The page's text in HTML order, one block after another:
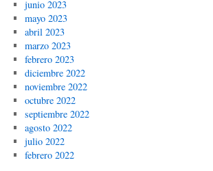
junio 2023
mayo 2023
abril 2023
marzo 2023
febrero 2023
diciembre 2022
noviembre 2022
octubre 2022
septiembre 2022
agosto 2022
julio 2022
febrero 2022